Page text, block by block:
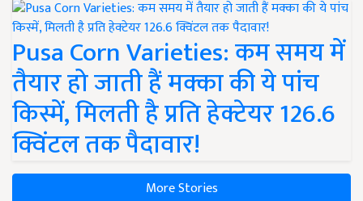
Pusa Corn Varieties: कम समय में
तैयार हो जाती हैं मक्का की ये पांच
किस्में, मिलती है प्रति हेक्टेयर 126.6
क्विंटल तक पैदावार!
More Stories